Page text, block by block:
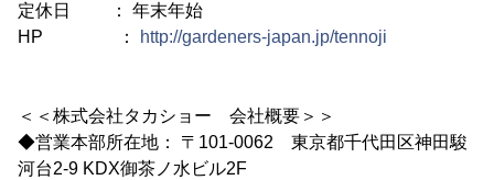
定休日 ： 年末年始
HP ：
http://gardeners-japan.jp/tennoji
＜＜株式会社タカショー 会社概要＞＞
◆営業本部所在地： 〒101-0062 東京都千代田区神田駿
河台2-9 KDX御茶ノ水ビル2F